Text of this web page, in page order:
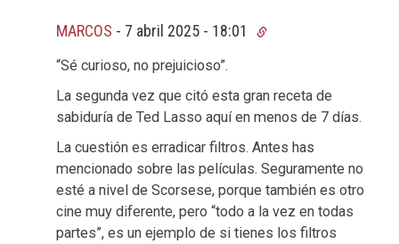
MARCOS - 7 abril 2025 - 18:01
“Sé curioso, no prejuicioso”.
La segunda vez que citó esta gran receta de
sabiduría de Ted Lasso aquí en menos de 7 días.
La cuestión es erradicar filtros. Antes has
mencionado sobre las películas. Seguramente no
esté a nivel de Scorsese, porque también es otro
cine muy diferente, pero “todo a la vez en todas
partes”, es un ejemplo de si tienes los filtros